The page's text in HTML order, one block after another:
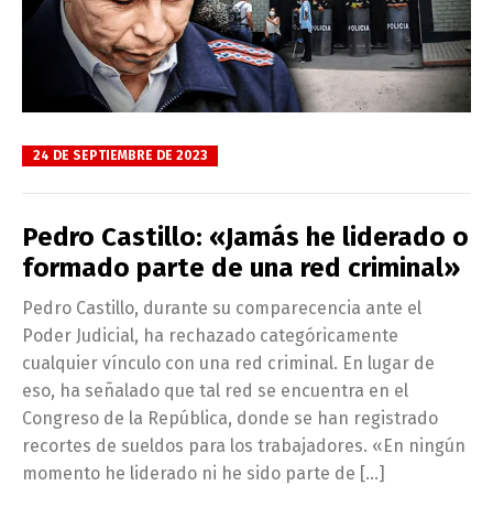
24 DE SEPTIEMBRE DE 2023
Pedro Castillo: «Jamás he liderado o
formado parte de una red criminal»
Pedro Castillo, durante su comparecencia ante el
Poder Judicial, ha rechazado categóricamente
cualquier vínculo con una red criminal. En lugar de
eso, ha señalado que tal red se encuentra en el
Congreso de la República, donde se han registrado
recortes de sueldos para los trabajadores. «En ningún
momento he liderado ni he sido parte de […]